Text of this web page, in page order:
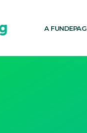
A FUNDEPAG